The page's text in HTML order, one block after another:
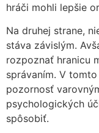
hráči mohli lepšie
Na druhej strane,
stáva závislým.
rozpoznať hranicu
správaním. V
pozornosť
psychologických
spôsobiť.